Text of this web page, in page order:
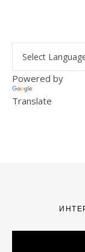
Powered by
Translate